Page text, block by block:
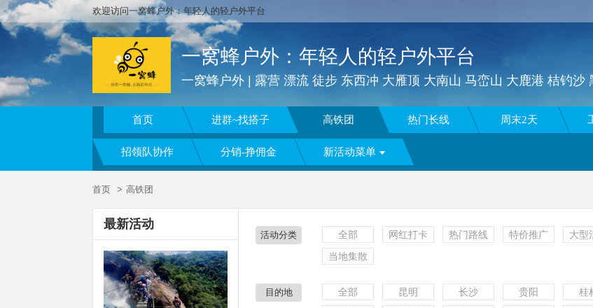
欢迎访问一窝蜂户外：年轻人的轻户外平台
一窝蜂户外：年轻人的轻户外平台
首页 进群~找搭子 高铁团 热门长线 周末2天
招领队协作 分销-挣佣金 新活动菜单
首页 高铁团
最新活动
活动分类 全部 网红打卡 热门路线 特价推广 大型
当地集散
更多
目的地 全部 昆明 长沙 贵阳 桂